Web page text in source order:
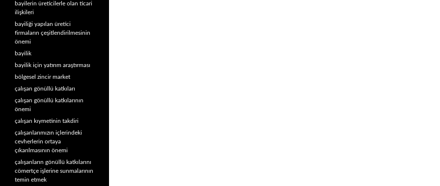
bayilerin üreticilerle olan ticari
ilişkileri
bayiliği yapılan üretici
firmaların çeşitlendirilmesinin
önemi
bayilik
bayilik için yatırım araştırması
bölgesel zincir market
çalışan gönüllü katkıları
çalışan gönüllü katkılarının
önemi
çalışan kıymetinin takdiri
çalışanlarımızın içlerindeki
cevherlerin ortaya
çıkarılmasının önemi
çalışanların gönüllü katkılarını
cömertçe işlerine sunmalarının
temin etmek